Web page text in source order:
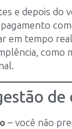
e depois do
em tempo
– você não